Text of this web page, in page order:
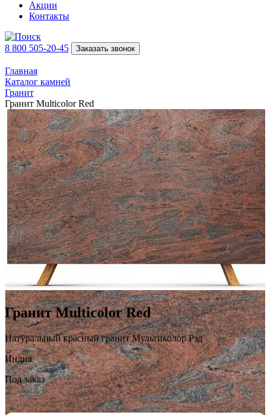
Акции
Контакты
8 800 505-20-45 Заказать звонок
Главная
Каталог камней
Гранит
Гранит Multicolor Red
Гранит Multicolor Red
Натуральный красный гранит Мультиколор Рэд
Индия
Под заказ